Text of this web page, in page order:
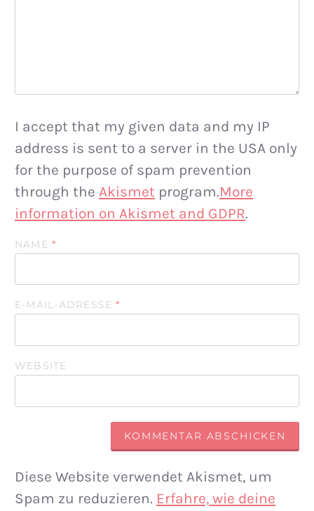
I accept that my given data and my IP
address is sent to a server in the USA only
for the purpose of spam prevention
through the Akismet program.More
information on Akismet and GDPR.
NAME*
E-MAIL-ADRESSE*
WEBSITE
Diese Website verwendet Akismet, um
Spam zu reduzieren. Erfahre, wie deine